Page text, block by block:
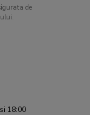
de
18:00